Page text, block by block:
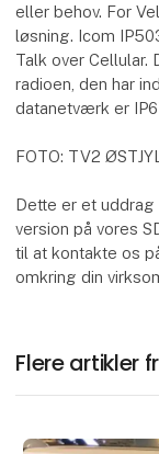
eller behov. For
løsning. Icom
Talk over Cellular.
radioen, den har
datanetværk er
FOTO: TV2
Dette er et
version på vores
til at kontakte os
omkring din
Flere artikler